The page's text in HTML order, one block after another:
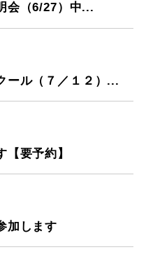
会（6/27）中...
ール（７／１２）...
要予約】
加します